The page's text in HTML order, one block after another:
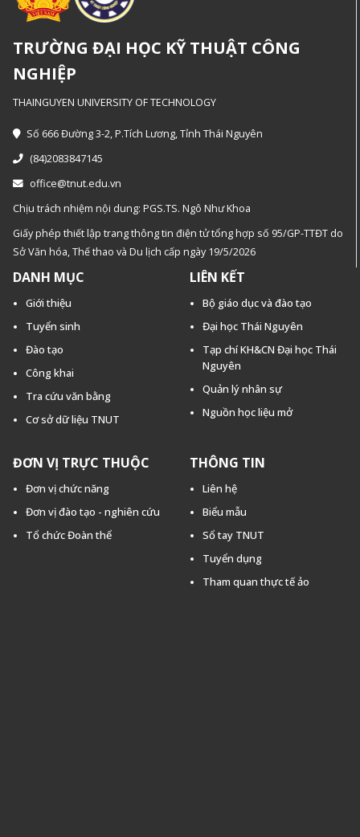
TRƯỜNG ĐẠI HỌC KỸ THUẬT CÔNG
NGHIỆP
THAINGUYEN UNIVERSITY OF TECHNOLOGY
Số 666 Đường 3-2, P.Tích Lương, Tỉnh Thái Nguyên
(84)2083847145
office@tnut.edu.vn
Chịu trách nhiệm nội dung: PGS.TS. Ngô Như Khoa
Giấy phép thiết lập trang thông tin điện tử tổng hợp số 95/GP-TTĐT do
Sở Văn hóa, Thế thao và Du lịch cấp ngày 19/5/2026
DANH MỤC
Giới thiệu
Tuyển sinh
Đào tạo
Công khai
Tra cứu văn bằng
Cơ sở dữ liệu TNUT
LIÊN KẾT
Bộ giáo dục và đào tạo
Đại học Thái Nguyên
Tạp chí KH&CN Đại học Thái
Nguyên
Quản lý nhân sự
Nguồn học liệu mở
ĐƠN VỊ TRỰC THUỘC
Đơn vị chức năng
Đơn vị đào tạo - nghiên cứu
Tổ chức Đoàn thể
THÔNG TIN
Liên hệ
Biểu mẫu
Sổ tay TNUT
Tuyển dụng
Tham quan thực tế ảo